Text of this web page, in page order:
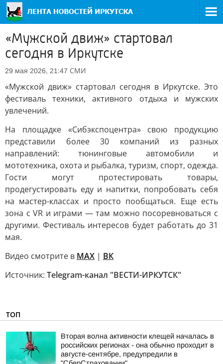
«Мужской движ» стартовал
сегодня в Иркутске
29 мая 2026, 21:47 СМИ
«Мужской движ» стартовал сегодня в Иркутске. Это
фестиваль техники, активного отдыха и мужских
увлечений.
На площадке «Сибэкспоцентра» свою продукцию
представили более 30 компаний из разных
направлений: тюнинговые автомобили и
мототехника, охота и рыбалка, туризм, спорт, одежда.
Гости могут протестировать товары,
продегустировать еду и напитки, попробовать себя
на мастер-классах и просто пообщаться. Еще есть
зона с VR и играми — там можно посоревноваться с
другими. Фестиваль интересов будет работать до 31
мая.
Видео смотрите в MAX | ВК
Источник: Telegram-канал "ВЕСТИ-ИРКУТСК"
ТОП
Вторая волна активности клещей началась в
российских регионах - она обычно проходит в
августе-сентябре, предупредили в